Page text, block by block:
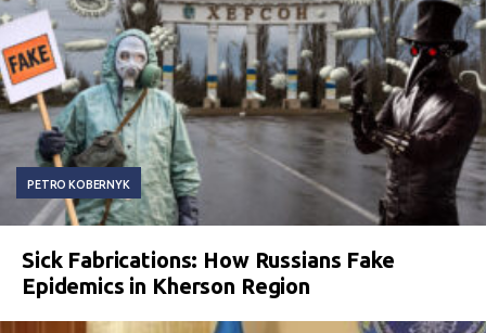
PETRO KOBERNYK
Sick Fabrications: How Russians Fake
Epidemics in Kherson Region